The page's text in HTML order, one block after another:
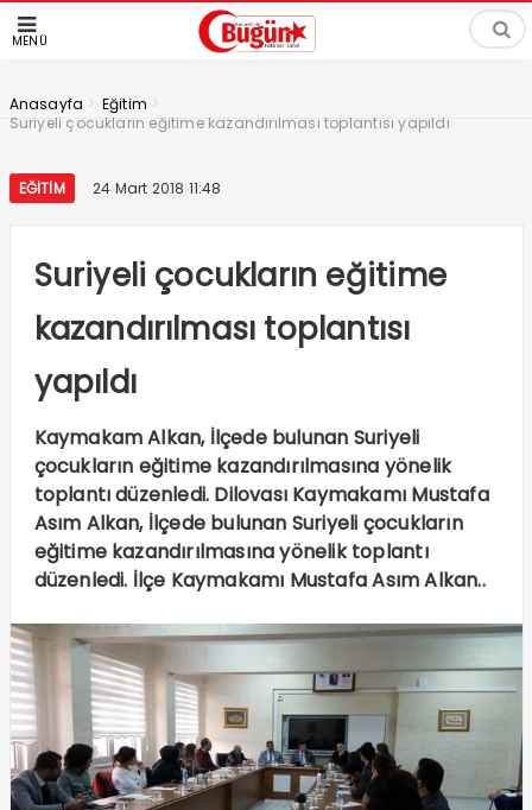
MENÜ
Anasayfa > Eğitim >
Suriyeli çocukların eğitime kazandırılması toplantısı yapıldı
EĞITIM 24 Mart 2018 11:48
Suriyeli çocukların eğitime
kazandırılması toplantısı
yapıldı
Kaymakam Alkan, İlçede bulunan Suriyeli
çocukların eğitime kazandırılmasına yönelik
toplantı düzenledi. Dilovası Kaymakamı Mustafa
Asım Alkan, İlçede bulunan Suriyeli çocukların
eğitime kazandırılmasına yönelik toplantı
düzenledi. İlçe Kaymakamı Mustafa Asım Alkan..